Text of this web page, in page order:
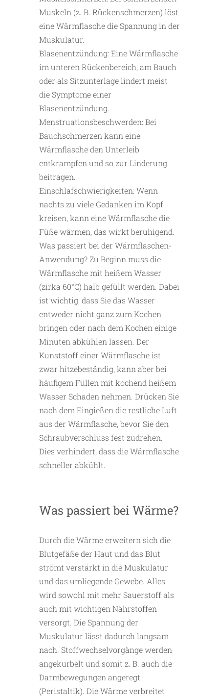
Muskeln (z. B. Rückenschmerzen) löst
eine Wärmflasche die Spannung in der
Muskulatur.
Blasenentzündung: Eine Wärmflasche
im unteren Rückenbereich, am Bauch
oder als Sitzunterlage lindert meist
die Symptome einer
Blasenentzündung.
Menstruationsbeschwerden: Bei
Bauchschmerzen kann eine
Wärmflasche den Unterleib
entkrampfen und so zur Linderung
beitragen.
Einschlafschwierigkeiten: Wenn
nachts zu viele Gedanken im Kopf
kreisen, kann eine Wärmflasche die
Füße wärmen, das wirkt beruhigend.
Was passiert bei der Wärmflaschen-
Anwendung? Zu Beginn muss die
Wärmflasche mit heißem Wasser
(zirka 60°C) halb gefüllt werden. Dabei
ist wichtig, dass Sie das Wasser
entweder nicht ganz zum Kochen
bringen oder nach dem Kochen einige
Minuten abkühlen lassen. Der
Kunststoff einer Wärmflasche ist
zwar hitzebeständig, kann aber bei
häufigem Füllen mit kochend heißem
Wasser Schaden nehmen. Drücken Sie
nach dem Eingießen die restliche Luft
aus der Wärmflasche, bevor Sie den
Schraubverschluss fest zudrehen.
Dies verhindert, dass die Wärmflasche
schneller abkühlt.
Was passiert bei Wärme?
Durch die Wärme erweitern sich die
Blutgefäße der Haut und das Blut
strömt verstärkt in die Muskulatur
und das umliegende Gewebe. Alles
wird sowohl mit mehr Sauerstoff als
auch mit wichtigen Nährstoffen
versorgt. Die Spannung der
Muskulatur lässt dadurch langsam
nach. Stoffwechselvorgänge werden
angekurbelt und somit z. B. auch die
Darmbewegungen angeregt
(Peristaltik). Die Wärme verbreitet